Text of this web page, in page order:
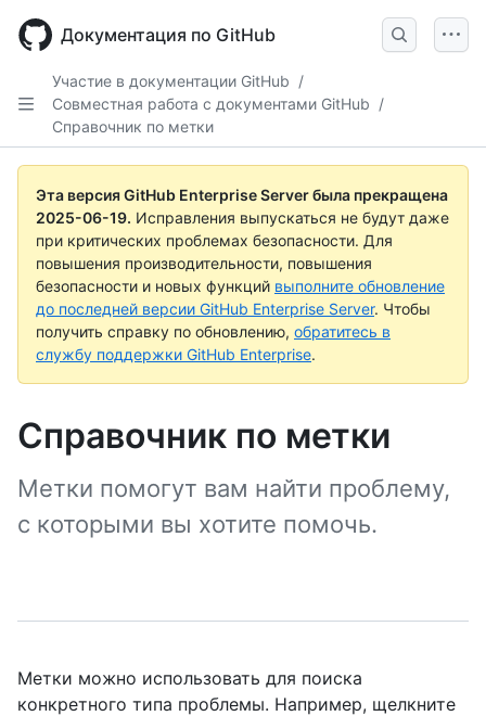
main
content
Документация по GitHub
Участие в документации GitHub /
Совместная работа с документами GitHub /
Справочник по метки
Эта версия GitHub Enterprise Server была прекращена
2025-06-19. Исправления выпускаться не будут даже
при критических проблемах безопасности. Для
повышения производительности, повышения
безопасности и новых функций выполните обновление
до последней версии GitHub Enterprise Server. Чтобы
получить справку по обновлению, обратитесь в
службу поддержки GitHub Enterprise.
Справочник по метки
Метки помогут вам найти проблему,
с которыми вы хотите помочь.
Метки можно использовать для поиска
конкретного типа проблемы. Например, щелкните